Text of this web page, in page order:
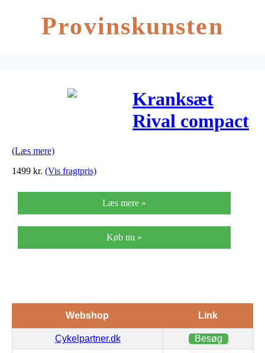
Provinskunsten
Kranksæt
Rival compact
(Læs mere)
1499 kr. (Vis fragtpris)
Læs mere »
Køb nu »
Webshop Link
Cykelpartner.dk Besøg